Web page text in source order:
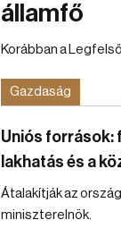
államfő
Korábban a
Gazdaság
Uniós források:
lakhatás és a
Átalakítják az
miniszterelnök.